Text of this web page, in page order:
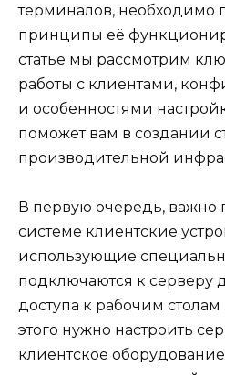
терминалов, необходимо
принципы её
статье мы рассмотрим
работы с клиентами,
и особенностями
поможет вам в создании
производительной
В первую очередь, важно
системе клиентские
использующие
подключаются к серверу
доступа к рабочим
этого нужно настроить
клиентское